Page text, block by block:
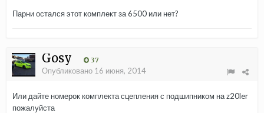
Парни остался этот комплект за 6500 или нет?
Gosy 37
Опубликовано 16 июня, 2014
Или дайте номерок комплекта сцепления с подшипником на z20ler
пожалуйста